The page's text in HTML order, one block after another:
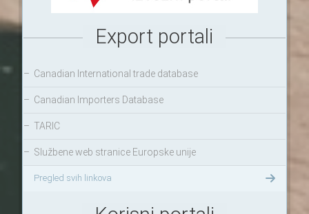
Export portali
– Canadian International trade database
– Canadian Importers Database
– TARIC
– Službene web stranice Europske unije
Pregled svih linkova